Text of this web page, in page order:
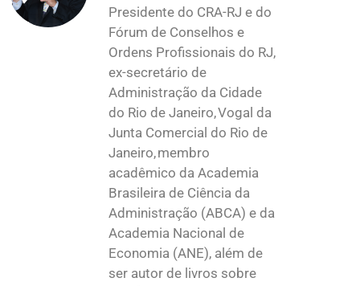
Presidente do CRA-RJ e do
Fórum de Conselhos e
Ordens Profissionais do RJ,
ex-secretário de
Administração da Cidade
do Rio de Janeiro, Vogal da
Junta Comercial do Rio de
Janeiro, membro
acadêmico da Academia
Brasileira de Ciência da
Administração (ABCA) e da
Academia Nacional de
Economia (ANE), além de
ser autor de livros sobre